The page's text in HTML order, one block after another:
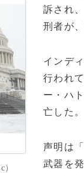
訴され
刑者が
インデ
行われ
ー・ハ
亡した。
声明は
武器を